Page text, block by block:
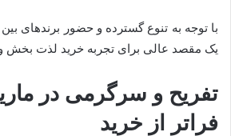
با توجه به تنوع گسترده و حضور برندهای بین
یک مقصد عالی برای تجربه خرید لذت بخش
تفریح و سرگرمی در
فراتر از خرید